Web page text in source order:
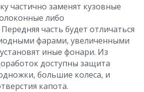
частично заменят кузовные
либо
часть будет отличаться
фарами, увеличенными
иные фонари. Из
доступны защита
большие колеса, и
капота.